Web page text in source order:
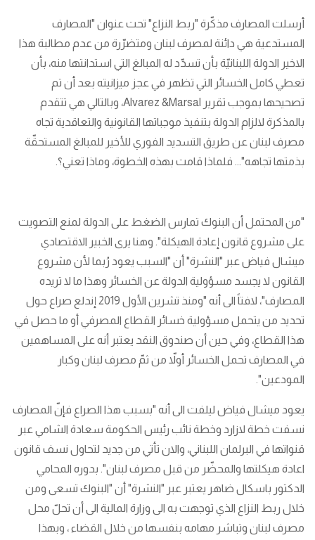
أرسلت المصارف مذكّرة "ربط النزاع" تحت عنوان "المصارف
المستدعية هي دائنة لمصرف لبنان ومتضرّرة من عدم مطالبة هذا
الاخير الدولة اللبنانيّة بأن تسدّد له المبالغ التي استدانتها منه، بأن
تعطي كامل الخسائر التي تظهر في عجز ميزانيته بعد أن تم
تصحيحها بموجب تقرير Alvarez &Marsal، وبالتالي هي تتقدم
بالمذكرة لالزام الدولة بتنفيذ موجباتها القانونية والتعاقدية تجاه
مصرف لبنان عن طريق التسديد الفوري للأخير للمبالغ المستحقّة
بذمتها تجاهه"... فلماذا قامت بهذه الخطوة، وماذا تعني؟.
"من المحتمل أن البنوك تمارس الضغط على الدولة لمنع التصويت
على مشروع قانون إعادة الهيكلة". وهنا يرى الخبير الاقتصادي
ميشال فياض عبر "النشرة" أن "السبب يعود رُبما لأن مشروع
القانون لا يجسد مسؤولية الدولة عن الخسائر وهذا ما لا تريده
المصارف"، لافتاً الى أنه "ومنذ تشرين الأول 2019 إندلع صراع حول
تحديد من يتحمل مسؤولية خسائر القطاع المصرفي أو ما حصل في
هذا القطاع، وفي حين أن صندوق النقد يعتبر أنه على المساهمين
في المصارف تحمل الخسائر أولاّ من ثمّ مصرف لبنان وكبار
المودعين".
يعود ميشال فياض ليلفت الى أنه "بسبب هذا الصراع فإنّ المصارف
نسفت خطة لازارد وخطة نائب رئيس الحكومة سعادة الشامي عبر
قنواتها في البرلمان اللبناني، والان تأتي من جديد لتحاول نسف قانون
اعادة هيكلتها والمحضّر من قبل مصرف لبنان". بدوره المحامي
الدكتور باسكال ضاهر يعتبر عبر "النشرة" أن "البنوك تسعى ومن
خلال ربط النزاع الذي توجهت به الى وزارة المالية الى أن تحلّ محل
مصرف لبنان وتباشر مهامه بنفسها من خلال القضاء ، وبهذا